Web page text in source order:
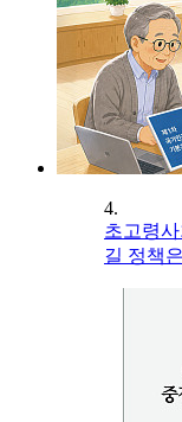
4.
초고령
길 정책은